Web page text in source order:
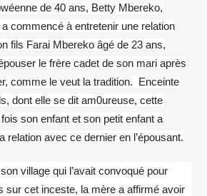
de 40 ans, Betty Mbereko,
commencé à entretenir une relation
fils Farai Mbereko âgé de 23 ans,
le frère cadet de son mari après
comme le veut la tradition. Enceinte
dont elle se dit am0ureuse, cette
son enfant et son petit enfant a
relation avec ce dernier en l’épousant.
village qui l’avait convoqué pour
sur cet inceste, la mère a affirmé avoir